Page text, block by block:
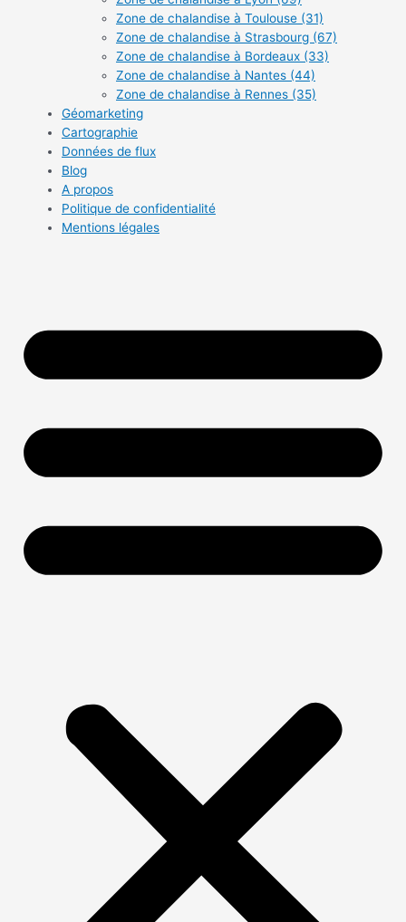
Zone de chalandise à Toulouse (31)
Zone de chalandise à Strasbourg (67)
Zone de chalandise à Bordeaux (33)
Zone de chalandise à Nantes (44)
Zone de chalandise à Rennes (35)
Géomarketing
Cartographie
Données de flux
Blog
A propos
Politique de confidentialité
Mentions légales